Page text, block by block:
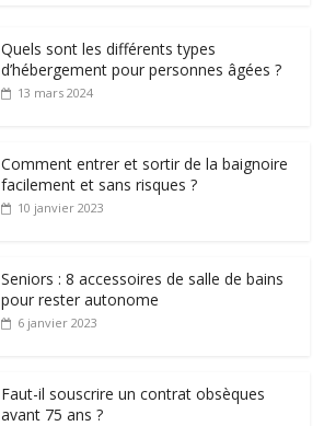
Quels sont les différents types
d’hébergement pour personnes âgées ?
13 mars 2024
Comment entrer et sortir de la baignoire
facilement et sans risques ?
10 janvier 2023
Seniors : 8 accessoires de salle de bains
pour rester autonome
6 janvier 2023
Faut-il souscrire un contrat obsèques
avant 75 ans ?